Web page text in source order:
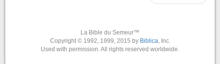
La Bible du Semeur™
Copyright © 1992, 1999, 2015 by Biblica, Inc.
Used with permission. All rights reserved worldwide.